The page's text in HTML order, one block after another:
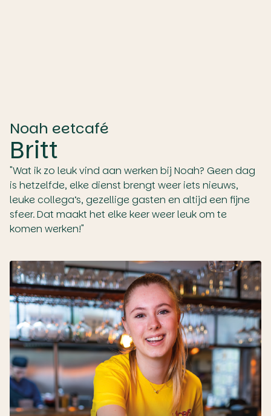
Noah eetcafé
Britt
"Wat ik zo leuk vind aan werken bij Noah? Geen dag
is hetzelfde, elke dienst brengt weer iets nieuws,
leuke collega’s, gezellige gasten en altijd een fijne
sfeer. Dat maakt het elke keer weer leuk om te
komen werken!"